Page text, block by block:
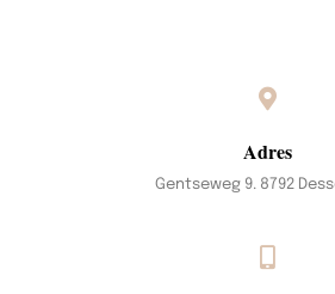
Adres
Gentseweg 9. 8792